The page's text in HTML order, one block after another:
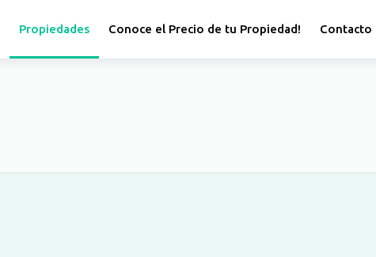
Propiedades Conoce el Precio de tu Propiedad! Contacto